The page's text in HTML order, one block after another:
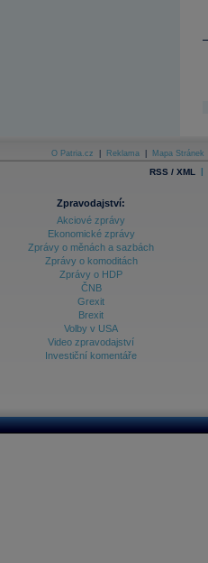
O Patria.cz Reklama Mapa Stránek
RSS / XML |
Zpravodajství:
Akciové zprávy
Ekonomické zprávy
Zprávy o měnách a sazbách
Zprávy o komoditách
Zprávy o HDP
ČNB
Grexit
Brexit
Volby v USA
Video zpravodajství
Investiční komentáře